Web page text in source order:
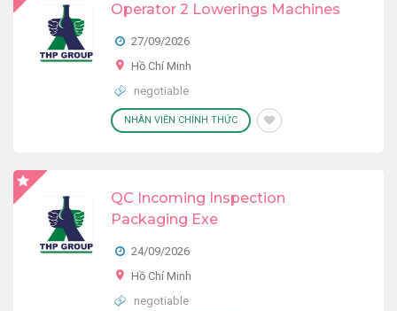
Operator 2 Lowerings Machines
27/09/2026
Hồ Chí Minh
negotiable
NHÂN VIÊN CHÍNH THỨC
QC Incoming Inspection
Packaging Exe
24/09/2026
Hồ Chí Minh
negotiable